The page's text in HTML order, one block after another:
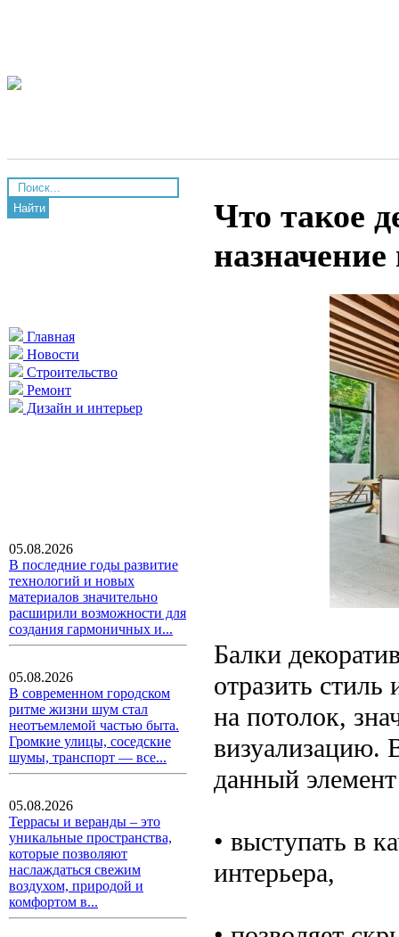
Найти
Главная
Новости
Строительство
Ремонт
Дизайн и интерьер
05.08.2026
В последние годы развитие
технологий и новых
материалов значительно
расширили возможности для
создания гармоничных и...
05.08.2026
В современном городском
ритме жизни шум стал
неотъемлемой частью быта.
Громкие улицы, соседские
шумы, транспорт — все...
05.08.2026
Террасы и веранды – это
уникальные пространства,
которые позволяют
наслаждаться свежим
воздухом, природой и
комфортом в...
Что такое
Балки
отразить
на потолок,
визуализацию.
данный
• выступать в
интерьера,